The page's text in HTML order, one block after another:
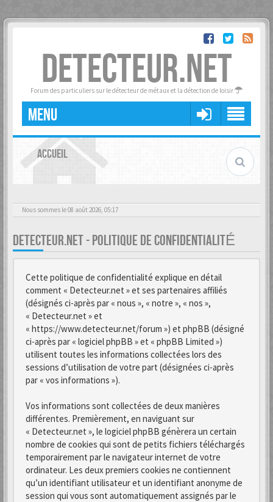
DETECTEUR.NET
Forum des particuliers sur le détecteur de métaux et la détection de loisir
MENU
ACCUEIL
Nous sommes le 08 août 2026, 05:17
DETECTEUR.NET - POLITIQUE DE CONFIDENTIALITÉ
Cette politique de confidentialité explique en détail
comment « Detecteur.net » et ses partenaires affiliés
(désignés ci-après par « nous », « notre », « nos »,
« Detecteur.net » et
« https://www.detecteur.net/forum ») et phpBB (désigné
ci-après par « logiciel phpBB » et « phpBB Limited »)
utilisent toutes les informations collectées lors des
sessions d’utilisation de votre part (désignées ci-après
par « vos informations »).
Vos informations sont collectées de deux manières
différentes. Premièrement, en naviguant sur
« Detecteur.net », le logiciel phpBB génèrera un certain
nombre de cookies qui sont de petits fichiers téléchargés
temporairement par le navigateur internet de votre
ordinateur. Les deux premiers cookies ne contiennent
qu’un identifiant utilisateur et un identifiant anonyme de
session qui vous sont automatiquement assignés par le